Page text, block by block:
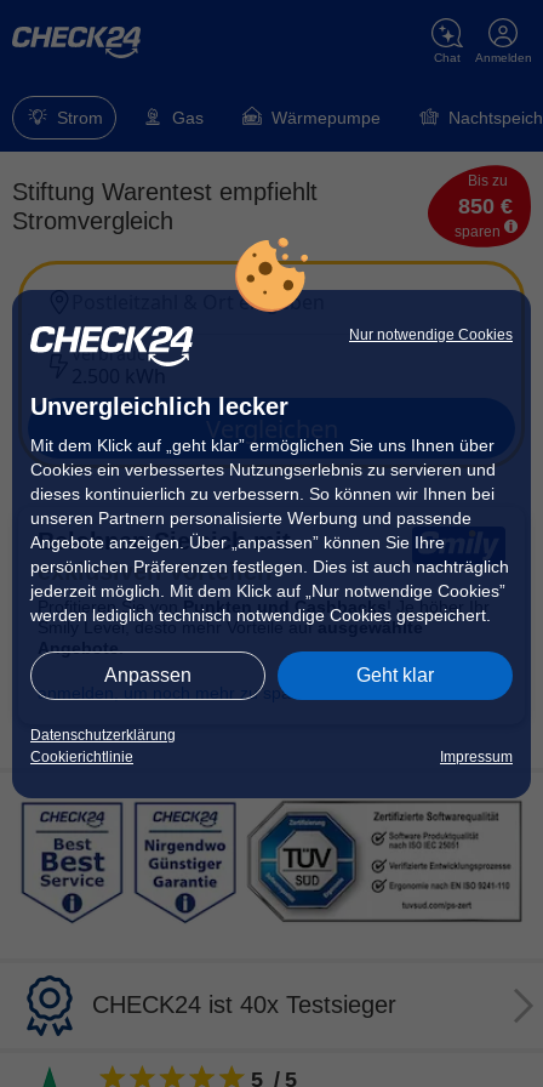
Nur notwendige Cookies
Unvergleichlich lecker
Mit dem Klick auf „geht klar” ermöglichen Sie uns Ihnen über
Cookies ein verbessertes Nutzungserlebnis zu servieren und
dieses kontinuierlich zu verbessern. So können wir Ihnen bei
unseren Partnern personalisierte Werbung und passende
Angebote anzeigen. Über „anpassen” können Sie Ihre
persönlichen Präferenzen festlegen. Dies ist auch nachträglich
jederzeit möglich. Mit dem Klick auf „Nur notwendige Cookies”
werden lediglich technisch notwendige Cookies gespeichert.
Anpassen Geht klar
Datenschutzerklärung
Cookierichtlinie
Impressum
Anmelden
Chat
Strom Gas Wärmepumpe
Stiftung Warentest empfiehlt
Stromvergleich
Bis zu
850 €
sparen
Postleitzahl & Ort eingeben
Verbrauch
2.500 kWh
Belohnen Sie sich mit
exklusiven Vorteilen
Profitieren Sie von Punkten und Cashbacks
! Je höher Ihr
Smily Level, desto mehr Vorteile aufausgewählte
Angebote.
anmelden, um noch mehr zu sparen
CHECK24 ist 40x Testsieger
5 / 5